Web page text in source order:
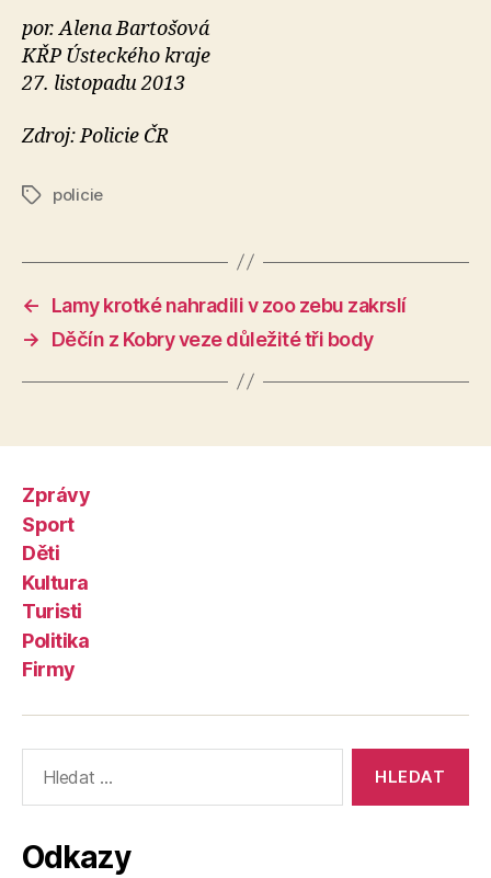
por. Alena Bartošová
KŘP Ústeckého kraje
27. listopadu 2013
Zdroj: Policie ČR
Štítkypolicie
←
Lamy krotké nahradili v zoo zebu zakrslí
→
Děčín z Kobry veze důležité tři body
Zprávy
Sport
Děti
Kultura
Turisti
Politika
Firmy
vyhledávání:
Odkazy